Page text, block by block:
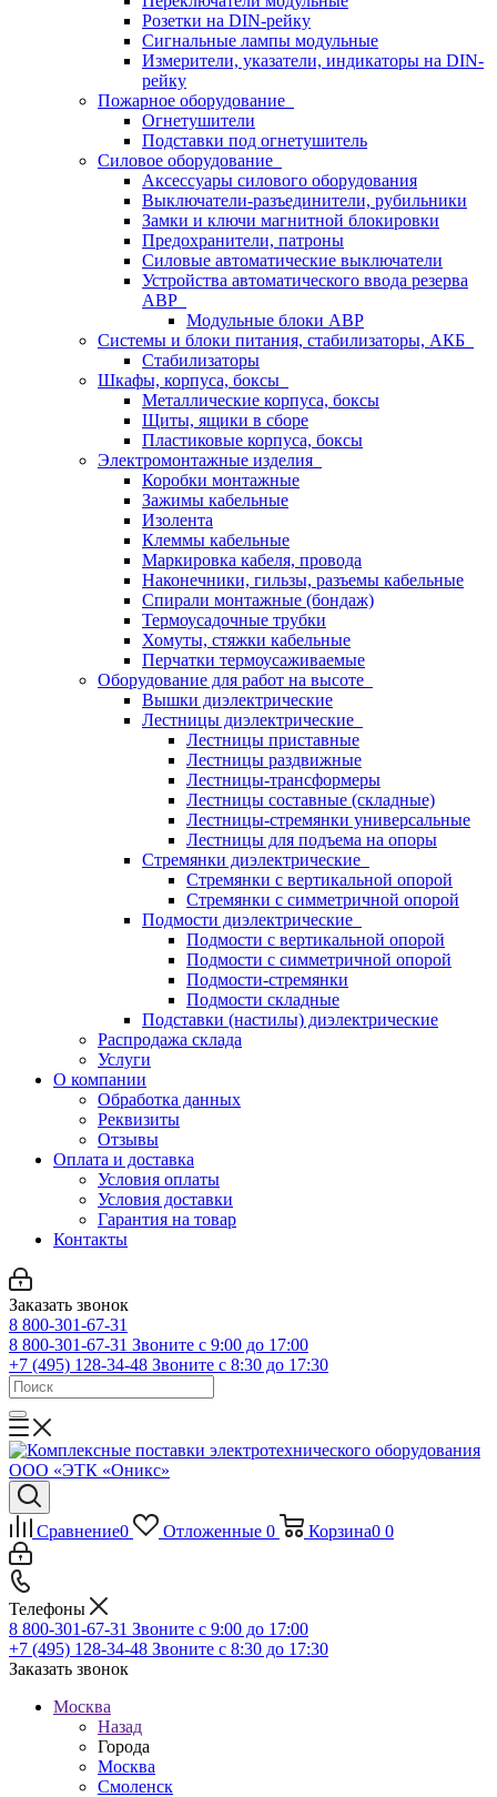
Розетки на DIN-рейку
Сигнальные лампы модульные
Измерители, указатели, индикаторы на DIN-
рейку
Пожарное оборудование
Огнетушители
Подставки под огнетушитель
Силовое оборудование
Аксессуары силового оборудования
Выключатели-разъединители, рубильники
Замки и ключи магнитной блокировки
Предохранители, патроны
Силовые автоматические выключатели
Устройства автоматического ввода резерва
АВР
Модульные блоки АВР
Системы и блоки питания, стабилизаторы, АКБ
Стабилизаторы
Шкафы, корпуса, боксы
Металлические корпуса, боксы
Щиты, ящики в сборе
Пластиковые корпуса, боксы
Электромонтажные изделия
Коробки монтажные
Зажимы кабельные
Изолента
Клеммы кабельные
Маркировка кабеля, провода
Наконечники, гильзы, разъемы кабельные
Спирали монтажные (бондаж)
Термоусадочные трубки
Хомуты, стяжки кабельные
Перчатки термоусаживаемые
Оборудование для работ на высоте
Вышки диэлектрические
Лестницы диэлектрические
Лестницы приставные
Лестницы раздвижные
Лестницы-трансформеры
Лестницы составные (складные)
Лестницы-стремянки универсальные
Лестницы для подъема на опоры
Стремянки диэлектрические
Стремянки с вертикальной опорой
Стремянки с симметричной опорой
Подмости диэлектрические
Подмости с вертикальной опорой
Подмости с симметричной опорой
Подмости-стремянки
Подмости складные
Подставки (настилы) диэлектрические
Распродажа склада
Услуги
О компании
Обработка данных
Реквизиты
Отзывы
Оплата и доставка
Условия оплаты
Условия доставки
Гарантия на товар
Контакты
Заказать звонок
8 800-301-67-31
8 800-301-67-31 Звоните с 9:00 до 17:00
+7 (495) 128-34-48 Звоните с 8:30 до 17:30
Сравнение0 Отложенные 0 Корзина0 0
Телефоны
8 800-301-67-31 Звоните с 9:00 до 17:00
+7 (495) 128-34-48 Звоните с 8:30 до 17:30
Заказать звонок
Москва
Назад
Города
Москва
Смоленск